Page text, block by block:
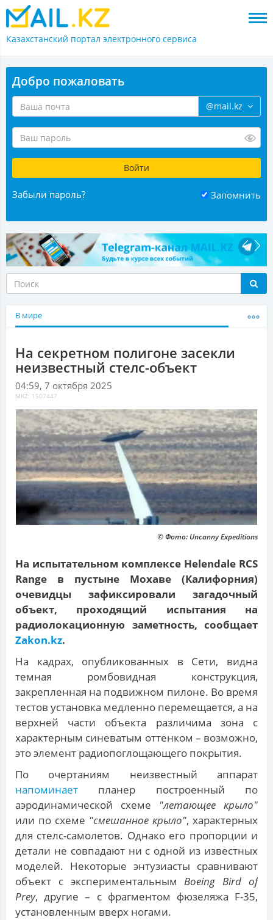
Казахстанский портал электронного сервиса
Добро пожаловать
@mail.kz
Забыли пароль? Запомнить
В мире
На секретном полигоне засекли
неизвестный стелс-объект
04:59, 7 октября 2025
MKZ: 1507447
© Фото: Uncanny Expeditions
На испытательном комплексе Helendale RCS
Range в пустыне Мохаве (Калифорния)
очевидцы зафиксировали загадочный
объект, проходящий испытания на
радиолокационную заметность, сообщает
Zakon.kz.
На кадрах, опубликованных в Сети, видна
темная ромбовидная конструкция,
закрепленная на подвижном пилоне. Во время
тестов установка медленно перемещается, а на
верхней части объекта различима зона с
характерным синеватым оттенком – возможно,
это элемент радиопоглощающего покрытия.
По очертаниям неизвестный аппарат
напоминает планер построенный по
аэродинамической схеме "летающее крыло"
или по схеме "смешанное крыло", характерных
для стелс-самолетов. Однако его пропорции и
детали не совпадают ни с одной из известных
моделей. Некоторые энтузиасты сравнивают
объект с экспериментальнымBoeing Bird of
Prey, другие – с фрагментом фюзеляжа F-35,
установленным вверх ногами.